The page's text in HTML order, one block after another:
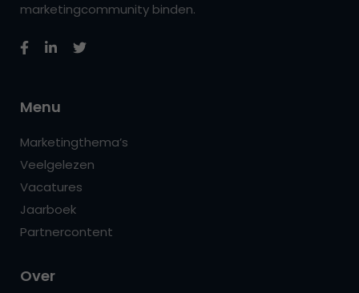
marketingcommunity binden.
Menu
Marketingthema’s
Veelgelezen
Vacatures
Jaarboek
Partnercontent
Over